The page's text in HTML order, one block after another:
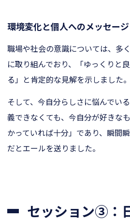
環境変化と個人へのメッセージ
職場や社会の意識については、多
に取り組んでおり、「ゆっくりと
る」と肯定的な見解を示しました。
そして、今自分らしさに悩んでい
義できなくても、今自分が好きな
かっていれば十分」であり、瞬間
だとエールを送りました。
セッション③：